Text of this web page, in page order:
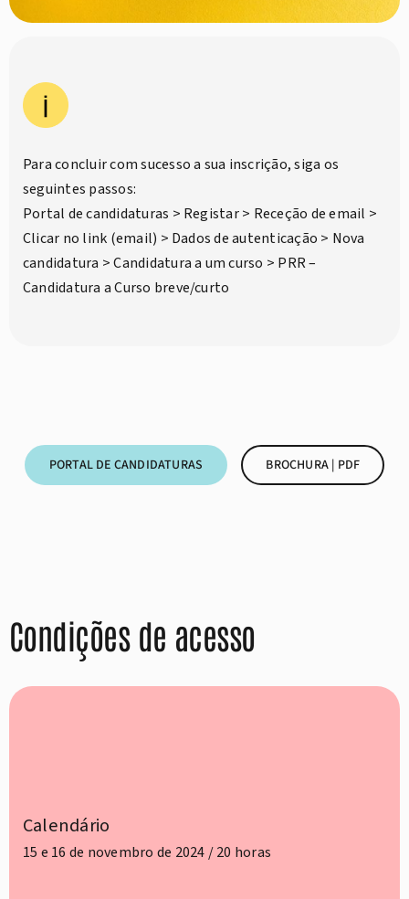
Para concluir com sucesso a sua inscrição, siga os
seguintes passos:
Portal de candidaturas > Registar > Receção de email >
Clicar no link (email) > Dados de autenticação > Nova
candidatura > Candidatura a um curso > PRR –
Candidatura a Curso breve/curto
PORTAL DE CANDIDATURAS BROCHURA | PDF
Condições de acesso
Calendário
15 e 16 de novembro de 2024 / 20 horas